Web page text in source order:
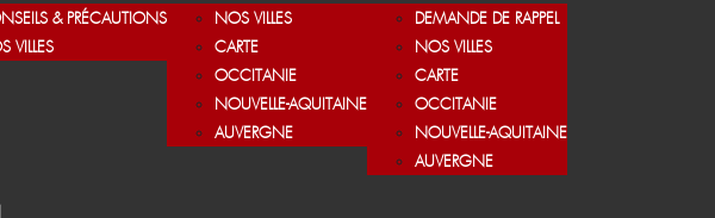
& PRÉCAUTIONS
VILLES
NOS VILLES
CARTE
OCCITANIE
NOUVELLE-AQUITAINE
AUVERGNE
DEMANDE DE RAPPEL
NOS VILLES
CARTE
OCCITANIE
NOUVELLE-AQUITAINE
AUVERGNE